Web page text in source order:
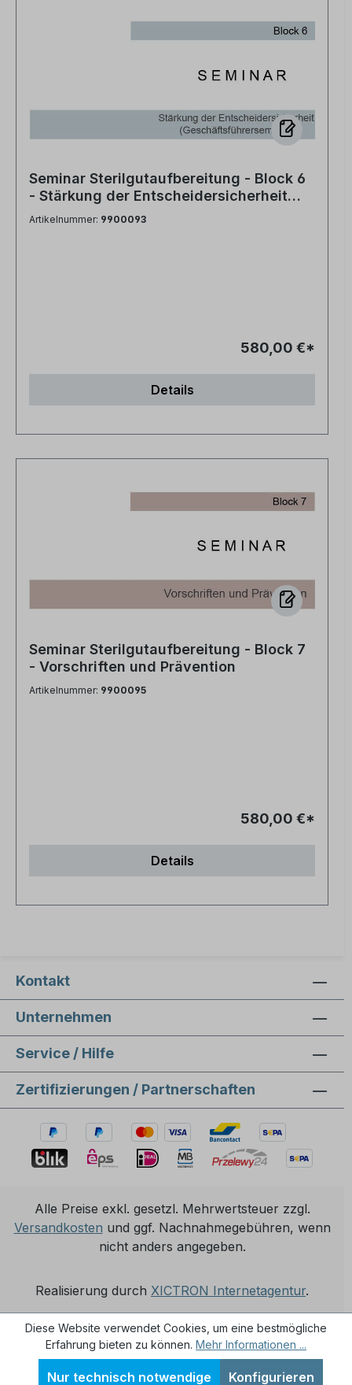
Seminar Sterilgutaufbereitung - Block 6
- Stärkung der Entscheidersicherheit
(Geschäftsführerseminar)
Artikelnummer: 9900093
580,00 €*
Details
Seminar Sterilgutaufbereitung - Block 7
- Vorschriften und Prävention
Artikelnummer: 9900095
580,00 €*
Details
Kontakt
Unternehmen
Service / Hilfe
Zertifizierungen / Partnerschaften
Alle Preise exkl. gesetzl. Mehrwertsteuer zzgl.
Versandkosten und ggf. Nachnahmegebühren, wenn
nicht anders angegeben.
Realisierung durch XICTRON Internetagentur.
Diese Website verwendet Cookies, um eine bestmögliche
Erfahrung bieten zu können. Mehr Informationen ...
Nur technisch notwendige Konfigurieren